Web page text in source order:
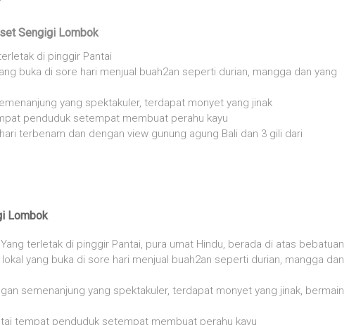
Sengigi Lombok
di pinggir Pantai
buka di sore hari menjual buah2an seperti durian, mangga dan yang
yang spektakuler, terdapat monyet yang jinak
penduduk setempat membuat perahu kayu
terbenam dan dengan view gunung agung Bali dan 3 gili dari
Lombok
Yang terletak di pinggir Pantai, pura umat Hindu, berada di atas bebatuan
yang buka di sore hari menjual buah2an seperti durian, mangga dan
semenanjung yang spektakuler, terdapat monyet yang jinak, bermain
tempat penduduk setempat membuat perahu kayu